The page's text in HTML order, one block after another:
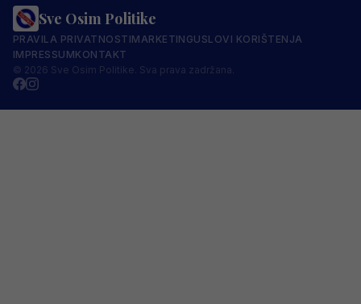
Sve Osim Politike
PRAVILA PRIVATNOSTIMARKETINGUSLOVI KORIŠTENJA
IMPRESSUMKONTAKT
© 2026 Sve Osim Politike. Sva prava zadržana.